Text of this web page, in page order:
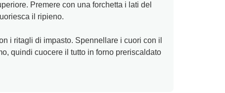
Premere con una forchetta i lati del
il ripieno.
i ritagli di impasto. Spennellare i cuori con il
quindi cuocere il tutto in forno preriscaldato